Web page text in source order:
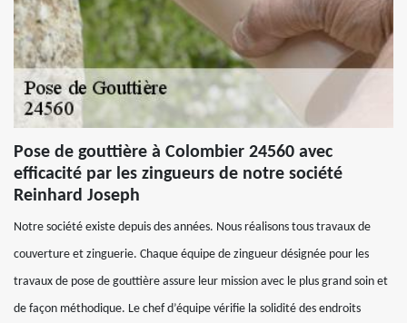
Pose de gouttière à Colombier 24560 avec
efficacité par les zingueurs de notre société
Reinhard Joseph
Notre société existe depuis des années. Nous réalisons tous travaux de
couverture et zinguerie. Chaque équipe de zingueur désignée pour les
travaux de pose de gouttière assure leur mission avec le plus grand soin et
de façon méthodique. Le chef d’équipe vérifie la solidité des endroits